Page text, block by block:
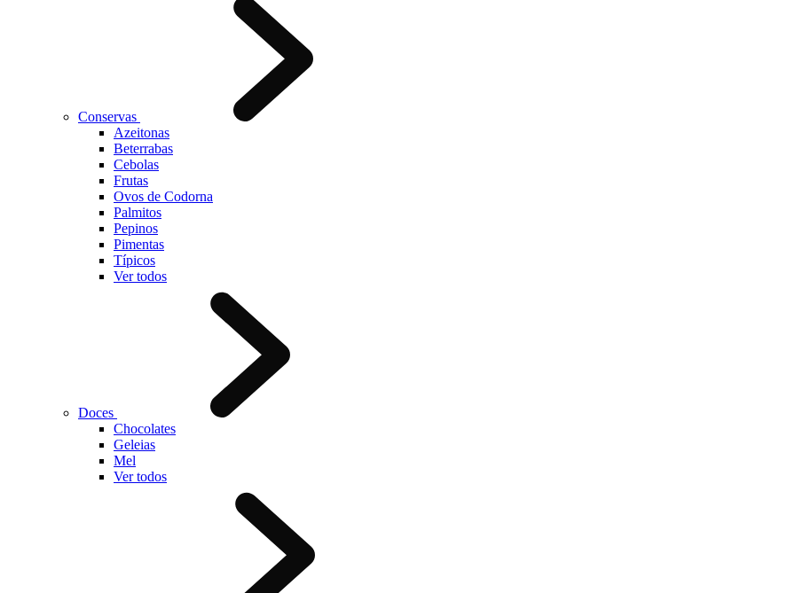
Conservas
Azeitonas
Beterrabas
Cebolas
Frutas
Ovos de Codorna
Palmitos
Pepinos
Pimentas
Típicos
Ver todos
Doces
Chocolates
Geleias
Mel
Ver todos